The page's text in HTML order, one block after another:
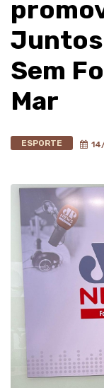
Juntos
Sem
Mar
ESPORTE